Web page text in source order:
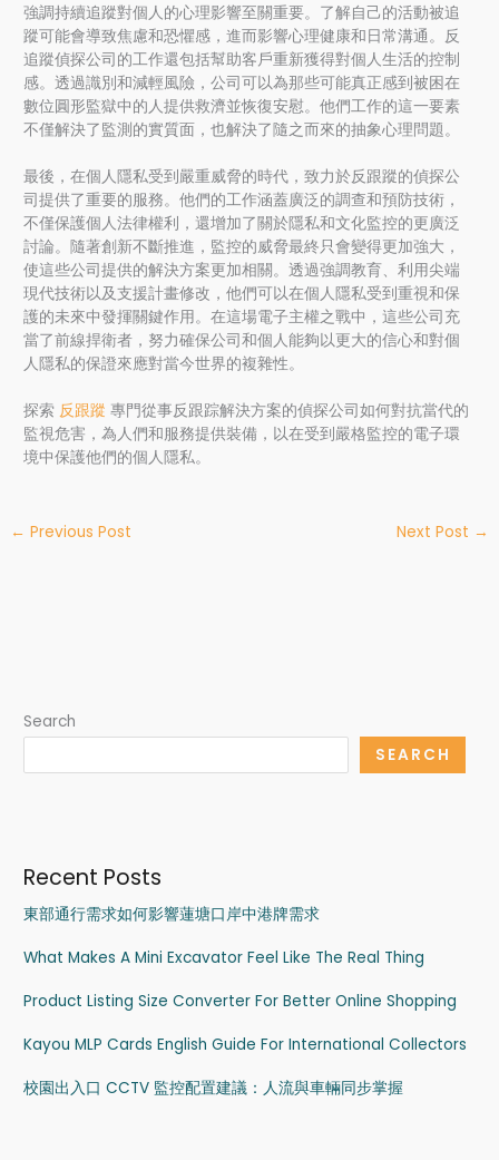
強調持續追蹤對個人的心理影響至關重要。了解自己的活動被追
蹤可能會導致焦慮和恐懼感，進而影響心理健康和日常溝通。反
追蹤偵探公司的工作還包括幫助客戶重新獲得對個人生活的控制
感。透過識別和減輕風險，公司可以為那些可能真正感到被困在
數位圓形監獄中的人提供救濟並恢復安慰。他們工作的這一要素
不僅解決了監測的實質面，也解決了隨之而來的抽象心理問題。
最後，在個人隱私受到嚴重威脅的時代，致力於反跟蹤的偵探公
司提供了重要的服務。他們的工作涵蓋廣泛的調查和預防技術，
不僅保護個人法律權利，還增加了關於隱私和文化監控的更廣泛
討論。隨著創新不斷推進，監控的威脅最終只會變得更加強大，
使這些公司提供的解決方案更加相關。透過強調教育、利用尖端
現代技術以及支援計畫修改，他們可以在個人隱私受到重視和保
護的未來中發揮關鍵作用。在這場電子主權之戰中，這些公司充
當了前線捍衛者，努力確保公司和個人能夠以更大的信心和對個
人隱私的保證來應對當今世界的複雜性。
探索 反跟蹤 專門從事反跟踪解決方案的偵探公司如何對抗當代的
監視危害，為人們和服務提供裝備，以在受到嚴格監控的電子環
境中保護他們的個人隱私。
← Previous Post Next Post →
Search
SEARCH
Recent Posts
東部通行需求如何影響蓮塘口岸中港牌需求
What Makes A Mini Excavator Feel Like The Real Thing
Product Listing Size Converter For Better Online Shopping
Kayou MLP Cards English Guide For International Collectors
校園出入口 CCTV 監控配置建議：人流與車輛同步掌握